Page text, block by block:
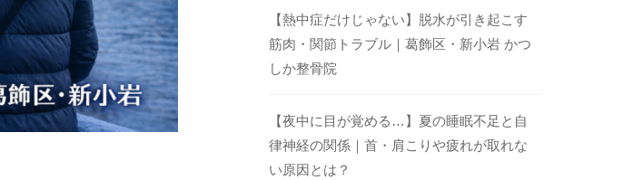
【熱中症だけじゃない】脱水が引き起こす
筋肉・関節トラブル｜葛飾区・新小岩 かつ
しか整骨院
【夜中に目が覚める…】夏の睡眠不足と自
律神経の関係｜首・肩こりや疲れが取れな
い原因とは？